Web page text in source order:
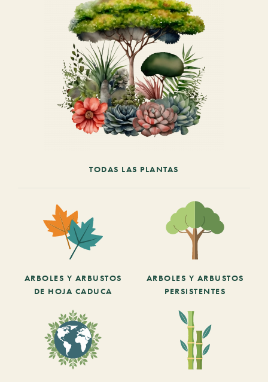
TODAS LAS PLANTAS
ARBOLES Y ARBUSTOS
DE HOJA CADUCA
ARBOLES Y ARBUSTOS
PERSISTENTES